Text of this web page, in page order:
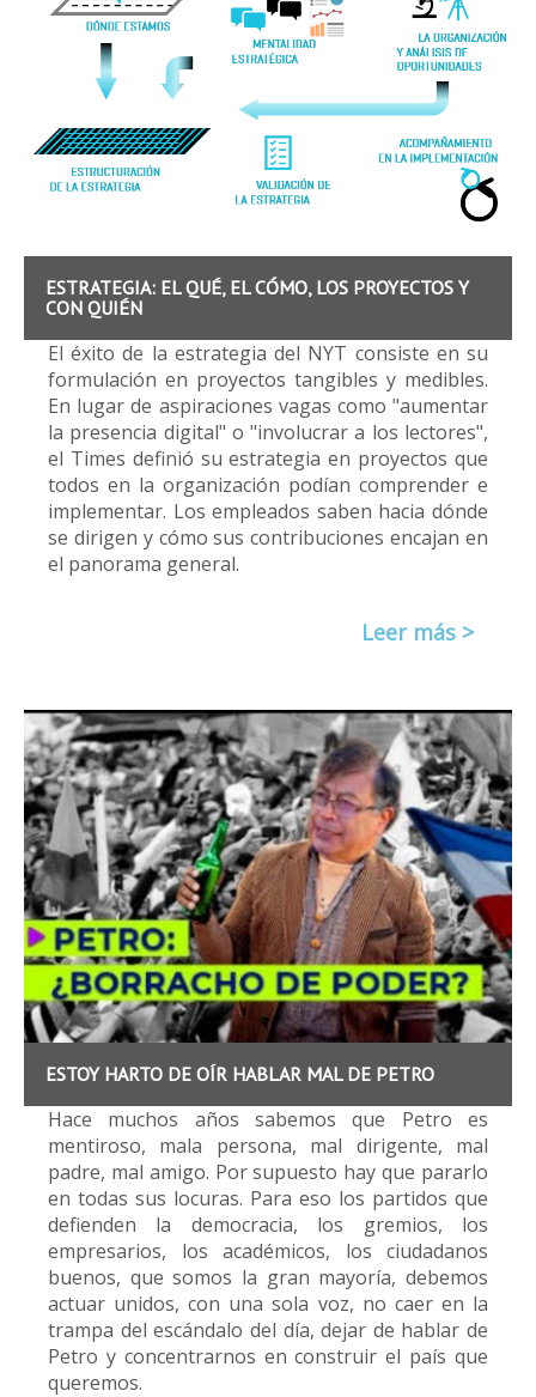
ESTRATEGIA: EL QUÉ, EL CÓMO, LOS PROYECTOS Y
CON QUIÉN
El éxito de la estrategia del NYT consiste en su
formulación en proyectos tangibles y medibles.
En lugar de aspiraciones vagas como "aumentar
la presencia digital" o "involucrar a los lectores",
el Times definió su estrategia en proyectos que
todos en la organización podían comprender e
implementar. Los empleados saben hacia dónde
se dirigen y cómo sus contribuciones encajan en
el panorama general.
Leer más >
ESTOY HARTO DE OÍR HABLAR MAL DE PETRO
Hace muchos años sabemos que Petro es
mentiroso, mala persona, mal dirigente, mal
padre, mal amigo. Por supuesto hay que pararlo
en todas sus locuras. Para eso los partidos que
defienden la democracia, los gremios, los
empresarios, los académicos, los ciudadanos
buenos, que somos la gran mayoría, debemos
actuar unidos, con una sola voz, no caer en la
trampa del escándalo del día, dejar de hablar de
Petro y concentrarnos en construir el país que
queremos.